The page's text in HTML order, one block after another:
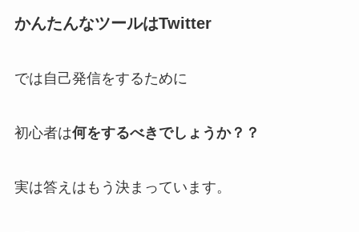
かんたんなツールはTwitter
では自己発信をするために
初心者は何をするべきでしょうか？？
実は答えはもう決まっています。